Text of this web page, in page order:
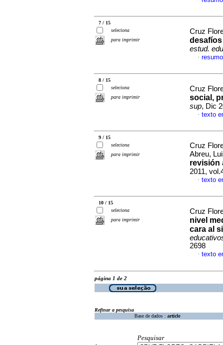
7 / 15
seleciona
para imprimir
Cruz
estud.
·
8 / 15
seleciona
para imprimir
Cruz
social,
sup, Dic
· texto
9 / 15
seleciona
para imprimir
Cruz
Abreu,
revisión
2011,
· texto
10 / 15
seleciona
para imprimir
Cruz
nivel
cara al
2698
· texto
página 1 de 2
Refinar a pesquisa
Base de dados : article
Pesquisar